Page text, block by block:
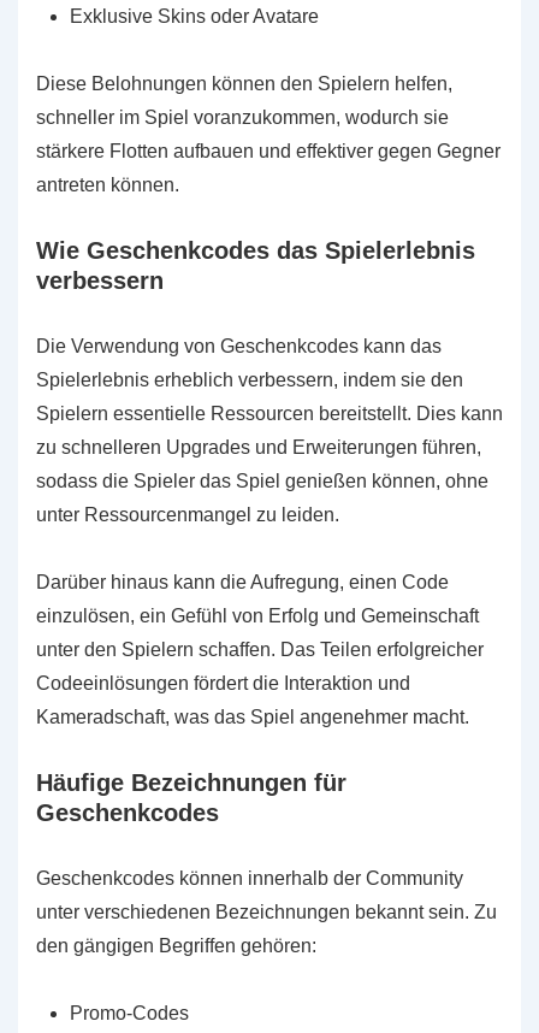
Exklusive Skins oder Avatare
Diese Belohnungen können den Spielern helfen,
schneller im Spiel voranzukommen, wodurch sie
stärkere Flotten aufbauen und effektiver gegen Gegner
antreten können.
Wie Geschenkcodes das Spielerlebnis
verbessern
Die Verwendung von Geschenkcodes kann das
Spielerlebnis erheblich verbessern, indem sie den
Spielern essentielle Ressourcen bereitstellt. Dies kann
zu schnelleren Upgrades und Erweiterungen führen,
sodass die Spieler das Spiel genießen können, ohne
unter Ressourcenmangel zu leiden.
Darüber hinaus kann die Aufregung, einen Code
einzulösen, ein Gefühl von Erfolg und Gemeinschaft
unter den Spielern schaffen. Das Teilen erfolgreicher
Codeeinlösungen fördert die Interaktion und
Kameradschaft, was das Spiel angenehmer macht.
Häufige Bezeichnungen für
Geschenkcodes
Geschenkcodes können innerhalb der Community
unter verschiedenen Bezeichnungen bekannt sein. Zu
den gängigen Begriffen gehören:
Promo-Codes